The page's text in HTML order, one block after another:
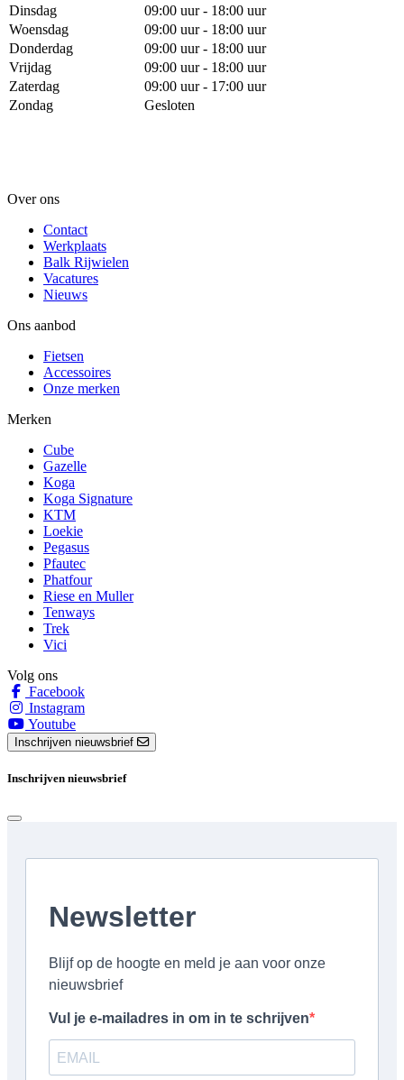
Dinsdag
09:00 uur - 18:00 uur
Woensdag
09:00 uur - 18:00 uur
Donderdag
09:00 uur - 18:00 uur
Vrijdag
09:00 uur - 18:00 uur
Zaterdag
09:00 uur - 17:00 uur
Zondag
Gesloten
Over ons
Contact
Werkplaats
Balk Rijwielen
Vacatures
Nieuws
Ons aanbod
Fietsen
Accessoires
Onze merken
Merken
Cube
Gazelle
Koga
Koga Signature
KTM
Loekie
Pegasus
Pfautec
Phatfour
Riese en Muller
Tenways
Trek
Vici
Volg ons
Facebook
Instagram
Youtube
Inschrijven nieuwsbrief
Inschrijven nieuwsbrief